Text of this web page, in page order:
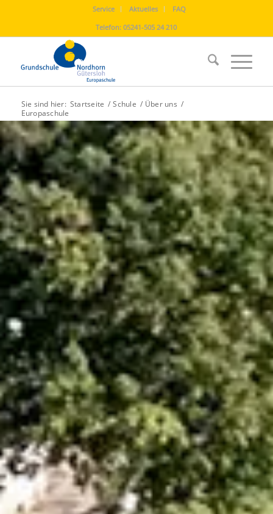
Service Aktuelles
FAQ
Telefon:05241-505 24 210
Sie sind hier: Startseite / Schule / Über uns /
Europaschule